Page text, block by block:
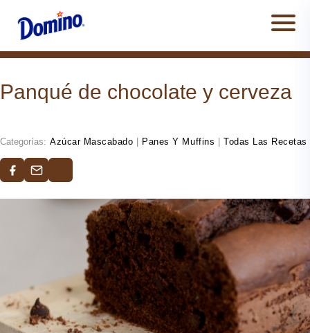
Panqué de chocolate y cerveza
Categorías: Azúcar Mascabado Panes Y Muffins Todas Las Recetas